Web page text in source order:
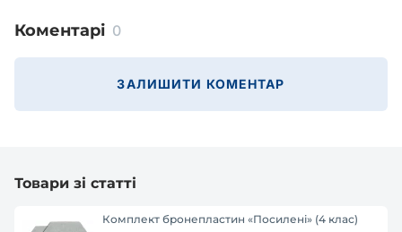
Коментарі 0
ЗАЛИШИТИ КОМЕНТАР
Товари зі статті
Комплект бронепластин «Посилені» (4 клас)